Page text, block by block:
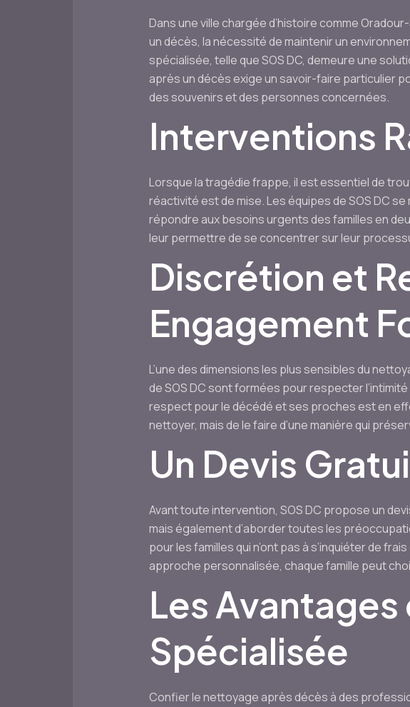
Dans une ville chargée d’histoire comme
un décès, la nécessité de maintenir un
spécialisée, telle que SOS DC, demeure une
après un décès exige un savoir-faire particulier
des souvenirs et des personnes concernées.
Interventions
Lorsque la tragédie frappe, il est essentiel de
réactivité est de mise. Les équipes de SOS DC
répondre aux besoins urgents des familles en
leur permettre de se concentrer sur leur
Discrétion et
Engagement
L’une des dimensions les plus sensibles du
de SOS DC sont formées pour respecter
respect pour le décédé et ses proches est en
nettoyer, mais de le faire d’une manière qui
Un Devis
Avant toute intervention, SOS DC propose un
mais également d’aborder toutes les
pour les familles qui n’ont pas à s’inquiéter de
approche personnalisée, chaque famille peut
Les Avantages
Spécialisée
Confier le nettoyage après décès à des